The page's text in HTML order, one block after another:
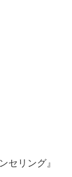
セリング』